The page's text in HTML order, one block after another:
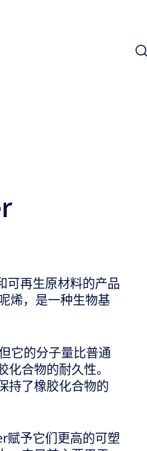
再生原材料的产品
烯，是一种生物基
它的分子量比普通
合物的耐久性。
持了橡胶化合物的
予它们更高的可塑